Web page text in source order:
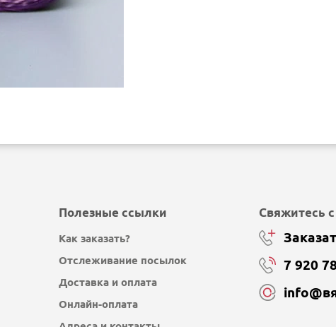
Полезные ссылки
Как заказать?
Отслеживание посылок
Доставка и оплата
Онлайн-оплата
Свяжитесь
7 920